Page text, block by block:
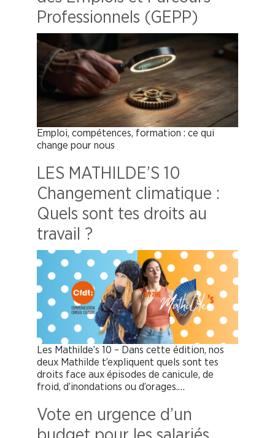
Professionnels (GEPP)
Emploi, compétences, formation : ce qui
change pour nous
LES MATHILDE’S 10
Changement climatique :
Quels sont tes droits au
travail ?
Les Mathilde’s 10 – Dans cette édition, nos
deux Mathilde t’expliquent quels sont tes
droits face aux épisodes de canicule, de
froid, d’inondations ou d’orages.…
Vote en urgence d’un